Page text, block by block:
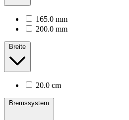
165.0 mm
200.0 mm
Breite
20.0 cm
Bremssystem